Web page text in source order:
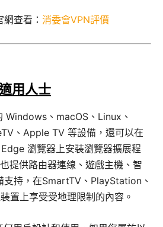
查看： 消委會VPN評價
用人士
Windows、macOS、Linux、
、Apple TV 等設備，還可以在
瀏覽器上安裝瀏覽器擴展程
提供路由器連缐、遊戲主機、智
支持，在SmartTV、PlayStation、
置上享受受地理限制的內容。